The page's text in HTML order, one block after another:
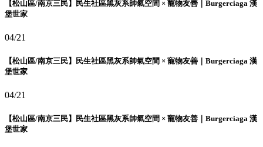
【松山區/南京三民】民生社區黑灰系帥氣空間 × 寵物友善｜Burgerciaga 漢
堡世家
04/21
【松山區/南京三民】民生社區黑灰系帥氣空間 × 寵物友善｜Burgerciaga 漢
堡世家
04/21
【松山區/南京三民】民生社區黑灰系帥氣空間 × 寵物友善｜Burgerciaga 漢
堡世家